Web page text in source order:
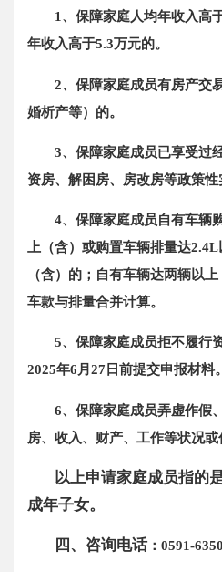
1、保障家庭人均年收入高
年收入高于5.3万元的。
2、保障家庭成员有房产交
婚析产等）的。
3、保障家庭成员已享受过
资房、解困房、房改房等政策性
4、保障家庭成员自有车辆
上（含）或购置车辆排量达
（含）的；自有车辆达两辆以
车款与排量合并计算。
5、保障家庭成员拒不履行
2025年6月27日前提交申报材料。
6、保障家庭成员弄虚作假
房、收入、财产、工作等状况或
以上申请家庭成员指的
成年子女。
四、咨询电话：0591-